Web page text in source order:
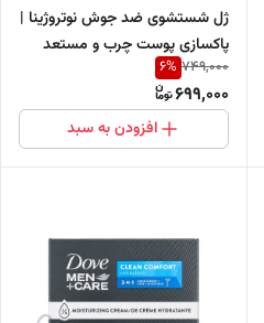
ژل شستشوی ضد جوش نوتروژینا |
پاکسازی پوست چرب و مستعد
آکنه با سالیسیلیک اسید 200 میل
749,000
6%
699,000
افزودن به سبد